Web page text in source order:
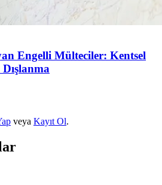
Engelli Mülteciler: Kentsel
veya Kayıt Ol.